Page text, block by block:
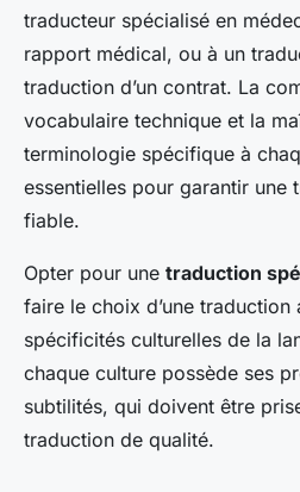
traducteur spécialisé en
rapport médical, ou à un
traduction d’un contrat. La
vocabulaire technique et la
terminologie spécifique à
essentielles pour garantir une
fiable.
Opter pour une traduction
faire le choix d’une traduction
spécificités culturelles de la
chaque culture possède ses
subtilités, qui doivent être
traduction de qualité.